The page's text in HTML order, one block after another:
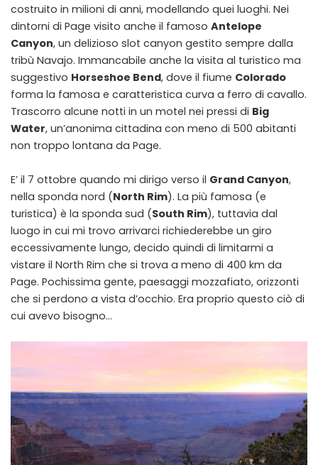
costruito in milioni di anni, modellando quei luoghi. Nei
dintorni di Page visito anche il famoso Antelope
Canyon, un delizioso slot canyon gestito sempre dalla
tribù Navajo. Immancabile anche la visita al turistico ma
suggestivo Horseshoe Bend, dove il fiume Colorado
forma la famosa e caratteristica curva a ferro di cavallo.
Trascorro alcune notti in un motel nei pressi di Big
Water, un’anonima cittadina con meno di 500 abitanti
non troppo lontana da Page.
E’ il 7 ottobre quando mi dirigo verso il Grand Canyon,
nella sponda nord (North Rim). La più famosa (e
turistica) è la sponda sud (South Rim), tuttavia dal
luogo in cui mi trovo arrivarci richiederebbe un giro
eccessivamente lungo, decido quindi di limitarmi a
vistare il North Rim che si trova a meno di 400 km da
Page. Pochissima gente, paesaggi mozzafiato, orizzonti
che si perdono a vista d’occhio. Era proprio questo ciò di
cui avevo bisogno…